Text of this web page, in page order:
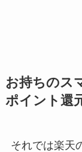
お持ちのス
ポイント還
それでは楽天